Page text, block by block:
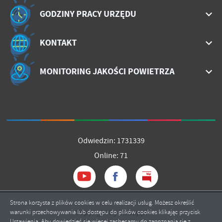
GODZINY PRACY URZĘDU
KONTAKT
MONITORING JAKOŚCI POWIETRZA
Odwiedzin: 1731339
Online: 71
Copyright by mrozy.pl
Strona korzysta z plików cookies w celu realizacji usług. Możesz określić
warunki przechowywania lub dostępu do plików cookies klikając przycisk
treści w postaci wiadomości, ofert, komunikatów mediów
społecznościowych.